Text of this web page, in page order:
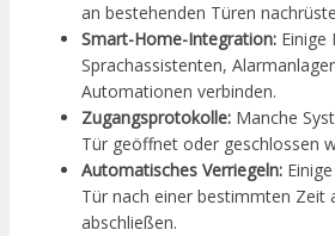
an bestehenden Türen
Smart-Home-Integration: Einige
Sprachassistenten,
Automationen verbinden.
Zugangsprotokolle: Manche
Tür geöffnet oder geschlossen
Automatisches Verriegeln:
Tür nach einer bestimmten Zeit
abschließen.